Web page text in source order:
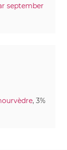
september
, 3%